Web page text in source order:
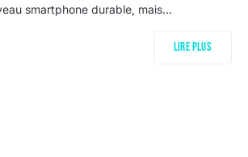
smartphone durable, mais…
Lire plus